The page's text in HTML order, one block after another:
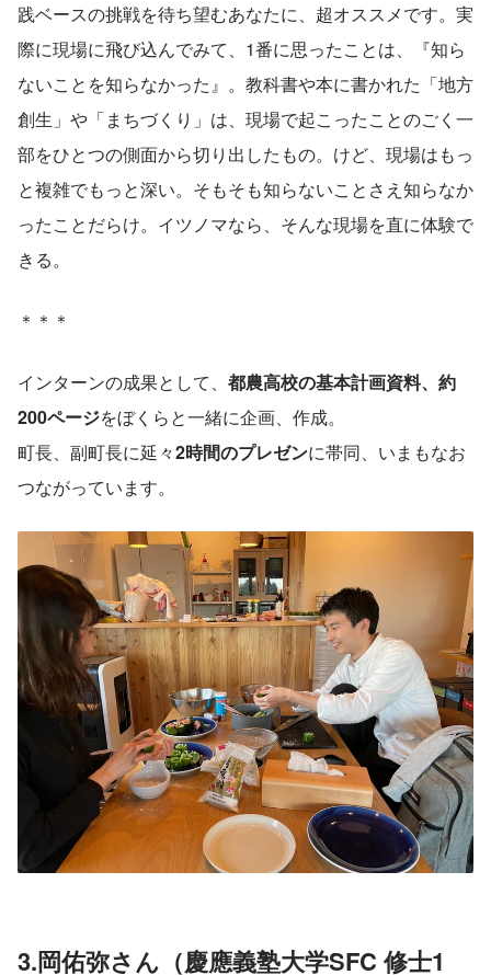
践ベースの挑戦を待ち望むあなたに、超オススメです。実
際に現場に飛び込んでみて、1番に思ったことは、『知ら
ないことを知らなかった』。教科書や本に書かれた「地方
創生」や「まちづくり」は、現場で起こったことのごく一
部をひとつの側面から切り出したもの。けど、現場はもっ
と複雑でもっと深い。そもそも知らないことさえ知らなか
ったことだらけ。イツノマなら、そんな現場を直に体験で
きる。
＊＊＊
インターンの成果として、 都農高校の基本計画資料、約
200ページをぼくらと一緒に企画、作成。
町長、副町長に延々2時間のプレゼンに帯同、いまもなお
つながっています。
3.岡佑弥さん（慶應義塾大学SFC 修士1